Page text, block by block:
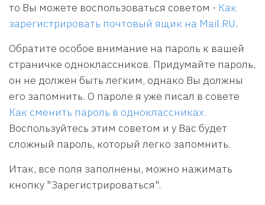
то Вы можете воспользоваться советом - Как
зарегистрировать почтовый ящик на Mail.RU.
Обратите особое внимание на пароль к вашей
страничке одноклассников. Придумайте пароль,
он не должен быть легким, однако Вы должны
его запомнить. О пароле я уже писал в совете
Как сменить пароль в одноклассниках.
Воспользуйтесь этим советом и у Вас будет
сложный пароль, который легко запомнить.
Итак, все поля заполнены, можно нажимать
кнопку "Зарегистрироваться".